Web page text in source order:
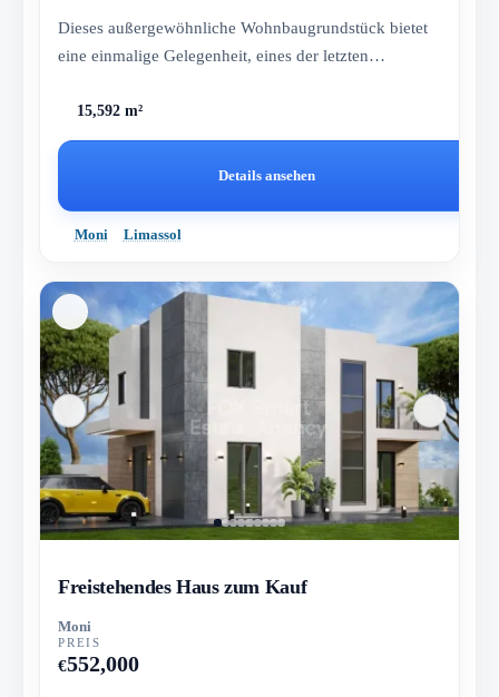
Dieses außergewöhnliche Wohnbaugrundstück bietet
eine einmalige Gelegenheit, eines der letzten
15,592 m²
Details ansehen
Moni Limassol
Freistehendes Haus zum Kauf
Moni
PREIS
€552,000